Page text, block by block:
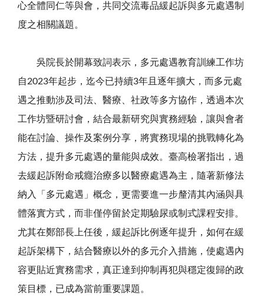
心全體同仁等與會，共同交流毒品緩起訴與多元處遇制
度之相關議題。
吳院長於開幕致詞表示，多元處遇教育訓練工作坊
自2023年起步，迄今已持續3年且逐年擴大，而多元處
遇之推動涉及司法、醫療、社政等多方協作，透過本次
工作坊暨研討會，結合最新研究與實務經驗，讓與會者
能在討論、操作及案例分享，將實務現場的挑戰轉化為
方法，提升多元處遇的量能與成效。臺高檢署指出，過
去緩起訴附命戒癮治療多以醫療處遇為主，隨著新修法
納入「多元處遇」概念，更需要進一步釐清其內涵與具
體落實方式，而非僅停留於定期驗尿或制式課程安排。
尤其在鄭部長上任後，緩起訴比例逐年提升，如何在緩
起訴架構下，結合醫療以外的多元介入措施，使處遇內
容更貼近實務需求，真正達到抑制再犯與穩定復歸的政
策目標，已成為當前重要課題。